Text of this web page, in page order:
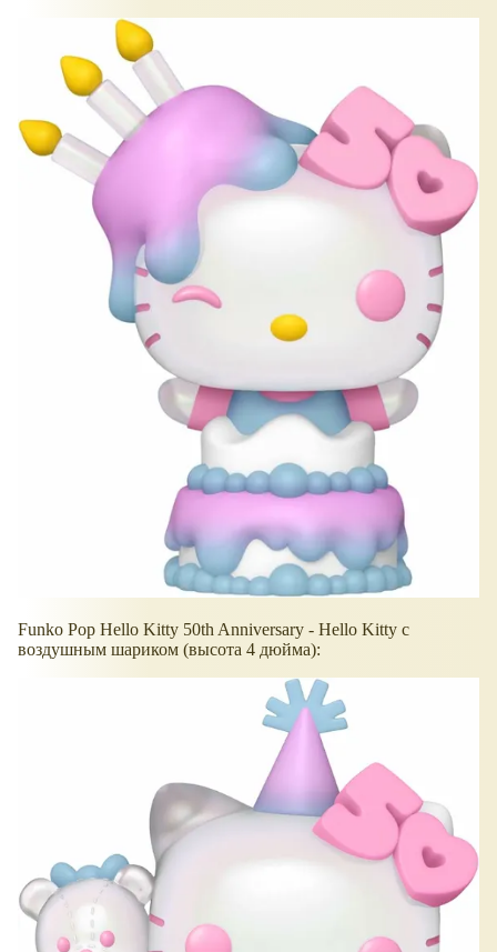
Funko Pop Hello Kitty 50th Anniversary - Hello Kitty с
воздушным шариком (высота 4 дюйма):